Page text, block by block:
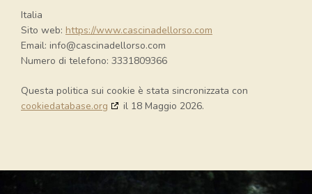
Italia
Sito web: https://www.cascinadellorso.com
Email: info@cascinadellorso.com
Numero di telefono: 3331809366
Questa politica sui cookie è stata sincronizzata con
cookiedatabase.org
il 18 Maggio 2026.